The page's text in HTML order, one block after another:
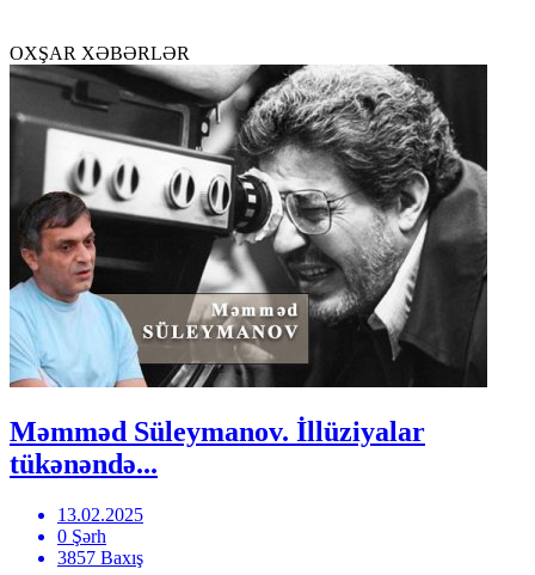
OXŞAR XƏBƏRLƏR
Məmməd Süleymanov. İllüziyalar
tükənəndə...
13.02.2025
0 Şərh
3857 Baxış